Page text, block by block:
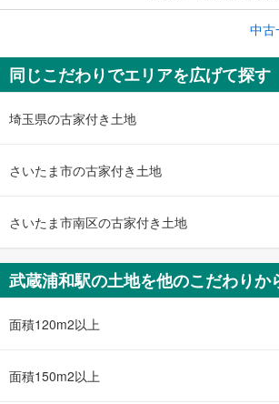
さいたま市南区松本4
2,749万円
3LDK
中古
同じこだわりでエリアを広げて探す
埼玉県の古家付き土地
さいたま市の古家付き土地
さいたま市南区の古家付き土地
武蔵浦和駅の土地を他のこだわりか
面積120m2以上
面積150m2以上